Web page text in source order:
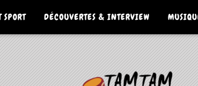
DÉCOUVERTES & INTERVIEW